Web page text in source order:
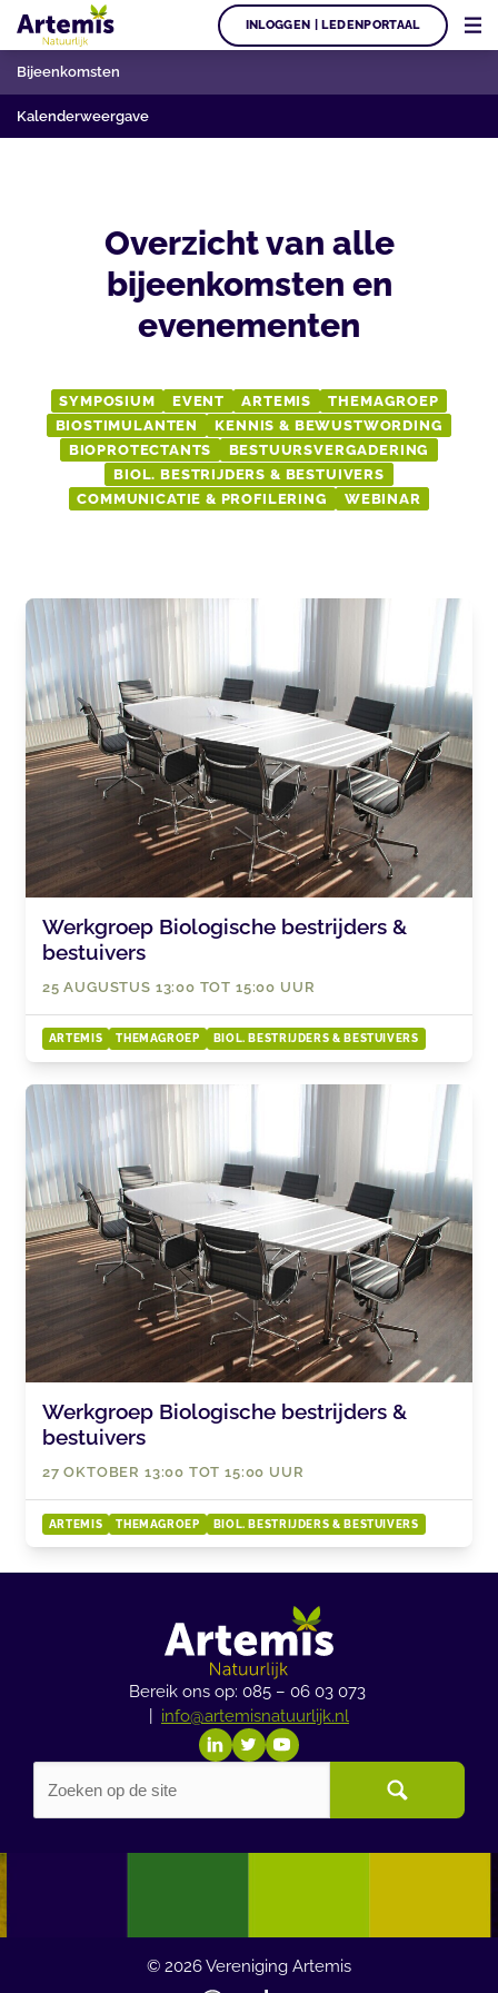
INLOGGEN | LEDENPORTAAL
Bijeenkomsten
Kalenderweergave
Overzicht van alle
bijeenkomsten en
evenementen
SYMPOSIUM EVENT ARTEMIS
THEMAGROEP
BIOSTIMULANTEN
KENNIS & BEWUSTWORDING
BIOPROTECTANTS
BESTUURSVERGADERING
BIOL. BESTRIJDERS & BESTUIVERS
COMMUNICATIE & PROFILERING
WEBINAR
Werkgroep Biologische bestrijders &
bestuivers
25 AUGUSTUS 13:00 TOT 15:00 UUR
ARTEMIS THEMAGROEP BIOL. BESTRIJDERS & BESTUIVERS
Werkgroep Biologische bestrijders &
bestuivers
27 OKTOBER 13:00 TOT 15:00 UUR
ARTEMIS THEMAGROEP BIOL. BESTRIJDERS & BESTUIVERS
Bereik ons op: 085 – 06 03 073
info@artemisnatuurlijk.nl
© 2026Vereniging Artemis